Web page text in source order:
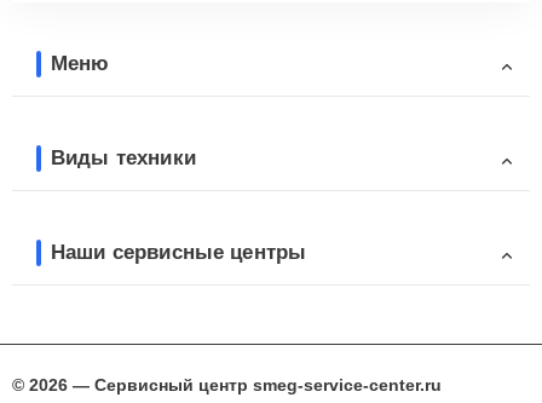
Меню
Виды техники
Наши сервисные центры
© 2026 — Сервисный центр smeg-service-center.ru